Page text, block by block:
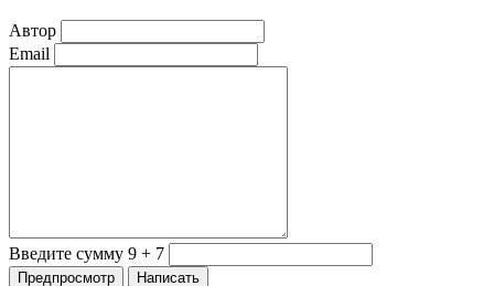
Автор
Email
Введите сумму 9 + 7